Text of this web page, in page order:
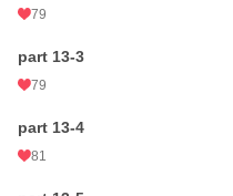
79
part 13-3
79
part 13-4
81